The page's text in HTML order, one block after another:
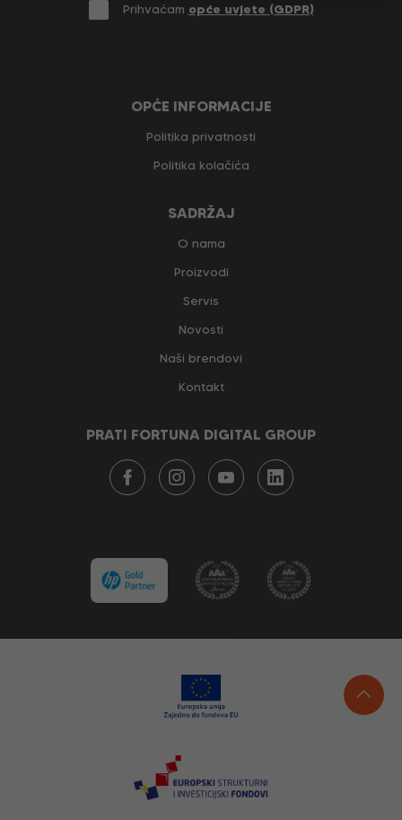
Prihvaćam opće uvjete (GDPR)
OPĆE INFORMACIJE
Politika privatnosti
Politika kolačića
SADRŽAJ
O nama
Proizvodi
Servis
Novosti
Naši brendovi
Kontakt
PRATI FORTUNA DIGITAL GROUP